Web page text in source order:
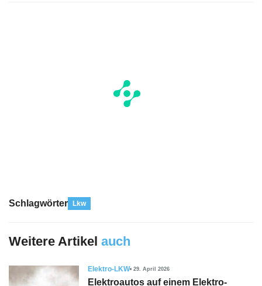
Schlagwörter Lkw
Weitere Artikel auch
Elektro-LKW 29. April 2026
Elektroautos auf einem Elektro-